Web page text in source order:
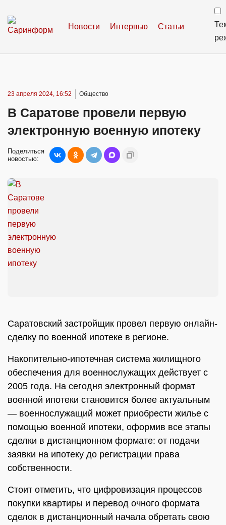
Новости Интервью Статьи
23 апреля 2024, 16:52 Общество
В Саратове провели первую
электронную военную ипотеку
Поделиться
новостью:
Саратовский застройщик провел первую онлайн-
сделку по военной ипотеке в регионе.
Накопительно-ипотечная система жилищного
обеспечения для военнослужащих действует с
2005 года. На сегодня электронный формат
военной ипотеки становится более актуальным
— военнослужащий может приобрести жилье с
помощью военной ипотеки, оформив все этапы
сделки в дистанционном формате: от подачи
заявки на ипотеку до регистрации права
собственности.
Стоит отметить, что цифровизация процессов
покупки квартиры и перевод очного формата
сделок в дистанционный начала обретать свою